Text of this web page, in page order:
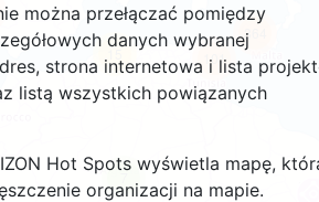
można przełączać pomiędzy
danych wybranej
strona internetowa i lista
listą wszystkich powiązanych
Hot Spots wyświetla mapę,
organizacji na mapie.
7
101
364
15